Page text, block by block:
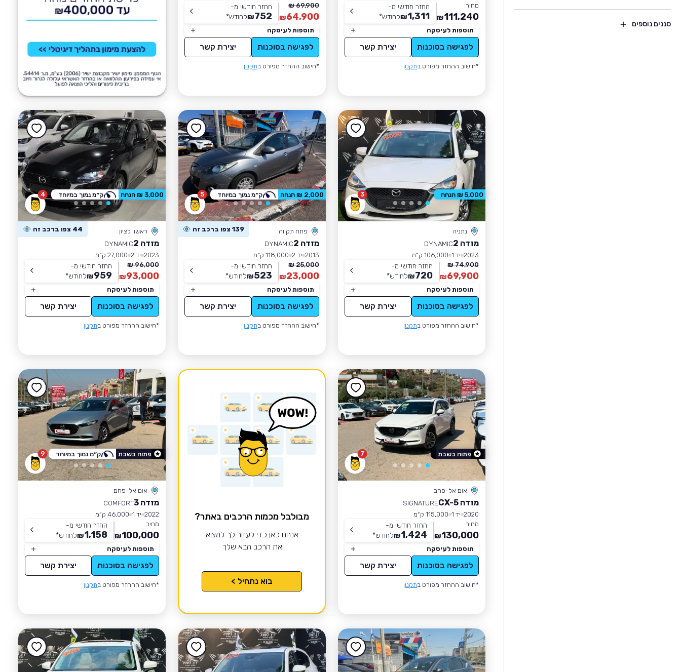
סננים נוספים
מחיר
111,240
₪
החזר חודשי מ-
1,311
₪לחודש*
תוספות לעיסקה
לפגישה בסוכנות יצירת קשר
*חישוב ההחזר מפורט בתקנון
69,900 ₪
64,900
₪
החזר חודשי מ-
752
₪לחודש*
תוספות לעיסקה
לפגישה בסוכנות יצירת קשר
*חישוב ההחזר מפורט בתקנון
3
נתניה
מזדה 2
DYNAMIC
2023 יד 1
106,000 ק״מ
74,900 ₪
69,900
₪
החזר חודשי מ-
720
₪לחודש*
תוספות לעיסקה
לפגישה בסוכנות יצירת קשר
*חישוב ההחזר מפורט בתקנון
5,000 ₪ הנחה 5
פתח תקווה 139 צפו ברכב זה
מזדה 2
DYNAMIC
2013 יד 2
118,000 ק״מ
25,000 ₪
23,000
₪
החזר חודשי מ-
523
₪לחודש*
תוספות לעיסקה
לפגישה בסוכנות יצירת קשר
*חישוב ההחזר מפורט בתקנון
2,000 ₪ הנחה ק״מ נמוך במיוחד 4
ראשון לציון 44 צפו ברכב זה
מזדה 2
DYNAMIC
2023 יד 2
27,000 ק״מ
96,000 ₪
93,000
₪
החזר חודשי מ-
959
₪לחודש*
תוספות לעיסקה
לפגישה בסוכנות יצירת קשר
*חישוב ההחזר מפורט בתקנון
3,000 ₪ הנחה ק״מ נמוך במיוחד
7
אום אל-פחם
מזדה CX-5
SIGNATURE
2020 יד 1
115,000 ק״מ
מחיר
130,000
₪
החזר חודשי מ-
1,424
₪לחודש*
תוספות לעיסקה
לפגישה בסוכנות יצירת קשר
*חישוב ההחזר מפורט בתקנון
פתוח בשבת
מבולבל מכמות הרכבים באתר?
אנחנו כאן כדי לעזור לך למצוא
את הרכב הבא שלך
בוא נתחיל >
9
אום אל-פחם
מזדה 3
COMFORT
2022 יד 1
46,000 ק״מ
מחיר
100,000
₪
החזר חודשי מ-
1,158
₪לחודש*
תוספות לעיסקה
לפגישה בסוכנות יצירת קשר
*חישוב ההחזר מפורט בתקנון
פתוח בשבת ק״מ נמוך במיוחד